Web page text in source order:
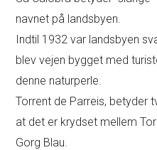
navnet på landsbyen.
Indtil 1932 var landsbyen
blev vejen bygget med
denne naturperle.
Torrent de Parreis, betyder
at det er krydset mellem
Gorg Blau.